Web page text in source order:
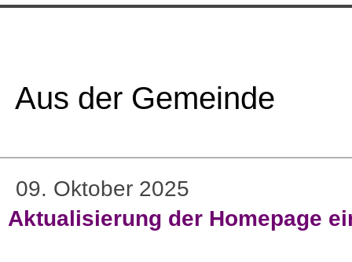
Aus der Gemeinde
09. Oktober 2025
Aktualisierung der Homepage